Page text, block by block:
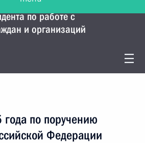
по работе с
и организаций
по поручению
Федерации